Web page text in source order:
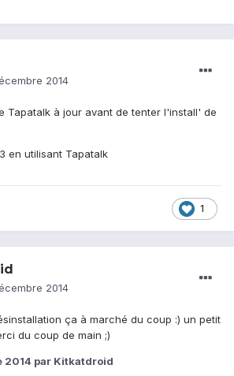
2014
Tapatalk à jour avant de tenter l'install' de
en utilisant Tapatalk
1
2014
ça à marché du coup :) un petit
du coup de main ;)
2014 par Kitkatdroid